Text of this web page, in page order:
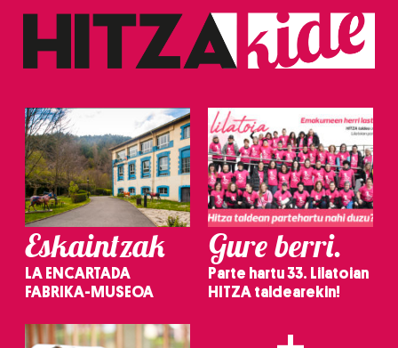
Eskaintzak
LA ENCARTADA
FABRIKA-MUSEOA
Gure berri.
Parte hartu 33. Lilatoian
HITZA taldearekin!